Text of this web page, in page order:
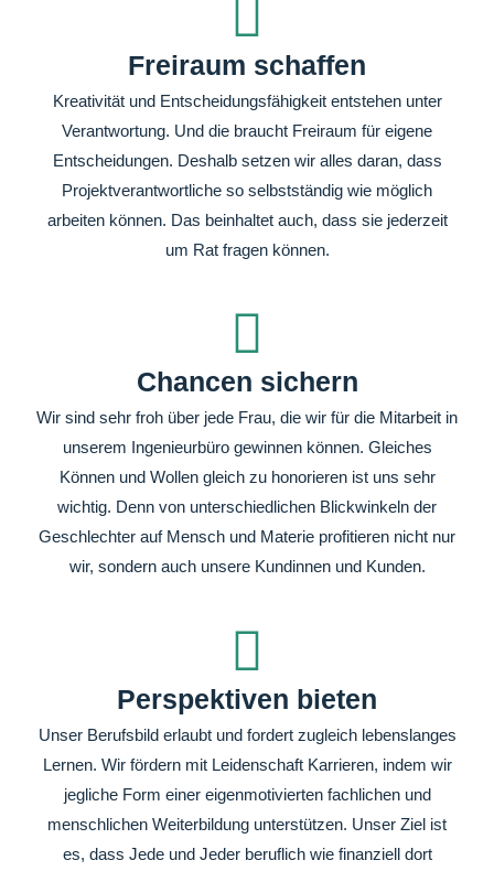
Freiraum schaffen
Kreativität und Entscheidungsfähigkeit entstehen unter
Verantwortung. Und die braucht Freiraum für eigene
Entscheidungen. Deshalb setzen wir alles daran, dass
Projektverantwortliche so selbstständig wie möglich
arbeiten können. Das beinhaltet auch, dass sie jederzeit
um Rat fragen können.
Chancen sichern
Wir sind sehr froh über jede Frau, die wir für die Mitarbeit in
unserem Ingenieurbüro gewinnen können. Gleiches
Können und Wollen gleich zu honorieren ist uns sehr
wichtig. Denn von unterschiedlichen Blickwinkeln der
Geschlechter auf Mensch und Materie profitieren nicht nur
wir, sondern auch unsere Kundinnen und Kunden.
Perspektiven bieten
Unser Berufsbild erlaubt und fordert zugleich lebenslanges
Lernen. Wir fördern mit Leidenschaft Karrieren, indem wir
jegliche Form einer eigenmotivierten fachlichen und
menschlichen Weiterbildung unterstützen. Unser Ziel ist
es, dass Jede und Jeder beruflich wie finanziell dort